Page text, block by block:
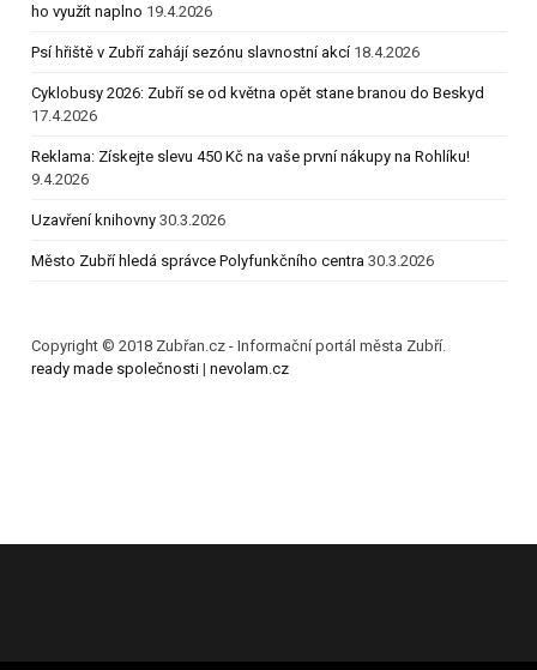
ho využít naplno 19.4.2026
Psí hřiště v Zubří zahájí sezónu slavnostní akcí 18.4.2026
Cyklobusy 2026: Zubří se od května opět stane branou do Beskyd
17.4.2026
Reklama: Získejte slevu 450 Kč na vaše první nákupy na Rohlíku!
9.4.2026
Uzavření knihovny 30.3.2026
Město Zubří hledá správce Polyfunkčního centra 30.3.2026
Copyright © 2018 Zubřan.cz - Informační portál města Zubří.
ready made společnosti | nevolam.cz